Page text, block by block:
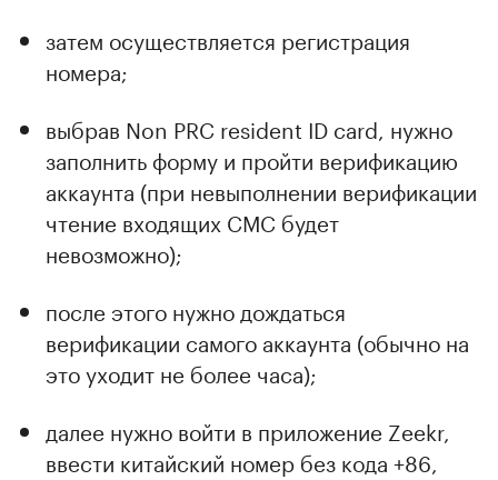
затем осуществляется регистрация
номера;
выбрав Non PRC resident ID card, нужно
заполнить форму и пройти верификацию
аккаунта (при невыполнении верификации
чтение входящих СМС будет
невозможно);
после этого нужно дождаться
верификации самого аккаунта (обычно на
это уходит не более часа);
далее нужно войти в приложение Zeekr,
ввести китайский номер без кода +86,